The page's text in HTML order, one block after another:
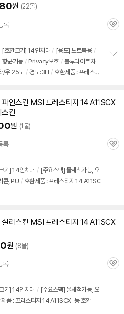
원 (22몰)
록
관
[호환크기] 14인치대 / [용도] 노트북용 /
항균기능 / Privacy보호 / 블루라이트차
/우 25도 / 경도:3H / 호환제품 : 프레스티
기
파인스킨 MSI 프레스티지 14 A11SCX
스킨
원 (1몰)
록
관
기] 14인치대 / [주요스펙] 물세척가능, 오
콘, PU / 호환제품 : 프레스티지 14 A11SC
실리스킨 MSI 프레스티지 14 A11SCX
원 (8몰)
록
관
기] 14인치대 / [주요스펙] 물세척가능, 오
제품 : 프레스티지 14 A11SCX- 등 호환